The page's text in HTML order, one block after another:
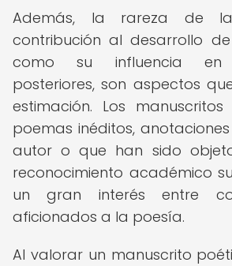
Además, la rareza de
contribución al desarrollo
como su influencia en
posteriores, son aspectos
estimación. Los
poemas inéditos,
autor o que han sido
reconocimiento académico
un gran interés entre
aficionados a la poesía.
Al valorar un manuscrito